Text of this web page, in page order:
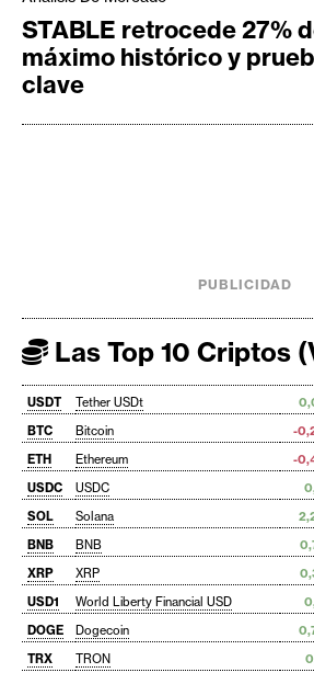
STABLE retrocede 27%
máximo histórico y
clave
PUBLICIDAD
Las Top 10 Criptos
USDT Tether USDt
BTC
Bitcoin -
ETH
Ethereum -
USDC
USDC
SOL
Solana
BNB
BNB
XRP
XRP
USD1
World Liberty Financial USD
DOGE
Dogecoin
TRX
TRON